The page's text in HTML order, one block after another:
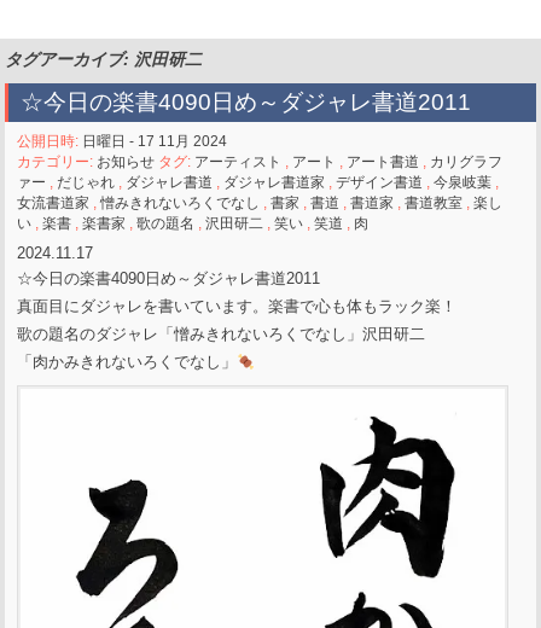
タグアーカイブ: 沢田研二
☆今日の楽書4090日め～ダジャレ書道2011
公開日時: 日曜日 - 17 11月 2024
カテゴリー: お知らせ タグ: アーティスト , アート , アート書道 , カリグラフ
ァー , だじゃれ , ダジャレ書道 , ダジャレ書道家 ,デザイン書道 ,今泉岐葉 ,
女流書道家 ,憎みきれないろくでなし ,書家 ,書道 ,書道家 ,書道教室 ,楽し
い ,楽書 ,楽書家 ,歌の題名 ,沢田研二 ,笑い ,笑道 , 肉
2024.11.17
☆今日の楽書4090日め～ダジャレ書道2011
真面目にダジャレを書いています。楽書で心も体もラック楽！
歌の題名のダジャレ「憎みきれないろくでなし」沢田研二
「肉かみきれないろくでなし」